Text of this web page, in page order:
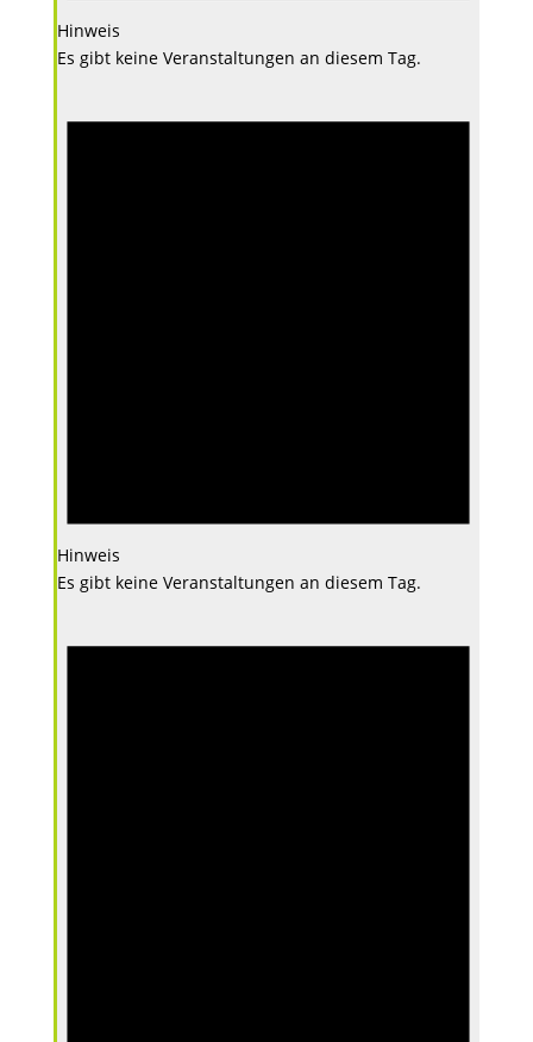
Hinweis
Es gibt keine Veranstaltungen an diesem Tag.
Hinweis
Es gibt keine Veranstaltungen an diesem Tag.